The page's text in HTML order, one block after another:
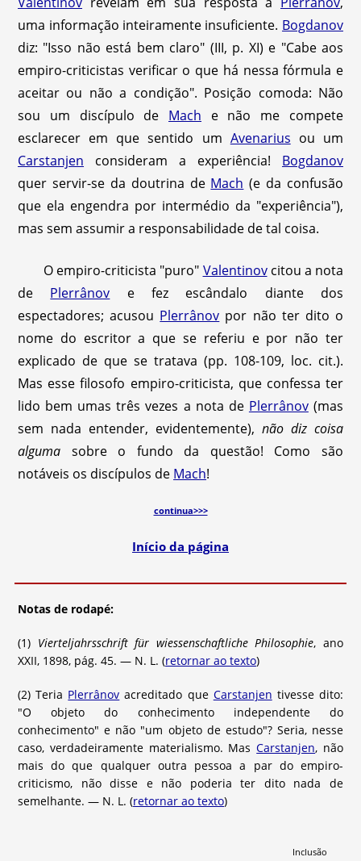
uma informação inteiramente insuficiente. Bogdanov
diz: "Isso não está bem claro" (III, p. XI) e "Cabe aos
empiro-criticistas verificar o que há nessa fórmula e
aceitar ou não a condição". Posição comoda: Não
sou um discípulo de Mach e não me compete
esclarecer em que sentido um Avenarius ou um
Carstanjen consideram a experiência! Bogdanov
quer servir-se da doutrina de Mach (e da confusão
que ela engendra por intermédio da "experiência"),
mas sem assumir a responsabilidade de tal coisa.
O empiro-criticista "puro" Valentinovcitou a nota
de Plerrânov e fez escândalo diante dos
espectadores; acusou Plerrânov por não ter dito o
nome do escritor a que se referiu e por não ter
explicado de que se tratava (pp. 108-109, loc. cit.).
Mas esse filosofo empiro-criticista, que confessa ter
lido bem umas três vezes a nota de Plerrânov(mas
sem nada entender, evidentemente), não diz coisa
alguma sobre o fundo da questão! Como são
notáveis os discípulos de Mach!
continua>>>
Início da página
Notas de rodapé:
(1) Vierteljahrsschrift für wiessenschaftliche Philosophie, ano
XXII, 1898, pág. 45. — N. L. (retornar ao texto)
(2) Teria Plerrânov acreditado que Carstanjen tivesse dito:
"O objeto do conhecimento independente do
conhecimento" e não "um objeto de estudo"? Seria, nesse
caso, verdadeiramente materialismo. MasCarstanjen, não
mais do que qualquer outra pessoa a par do empiro-
criticismo, não disse e não poderia ter dito nada de
semelhante. — N. L. (retornar ao texto)
Inclusão